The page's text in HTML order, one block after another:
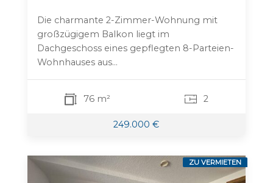
Die charmante 2-Zimmer-Wohnung mit
großzügigem Balkon liegt im
Dachgeschoss eines gepflegten 8-Parteien-
Wohnhauses aus...
76 m² 2
249.000 €
ZU VERMIETEN